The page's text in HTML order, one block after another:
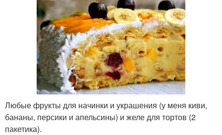
Любые фрукты для начинки и украшения (у меня киви,
бананы, персики и апельсины) и желе для тортов (2
пакетика).